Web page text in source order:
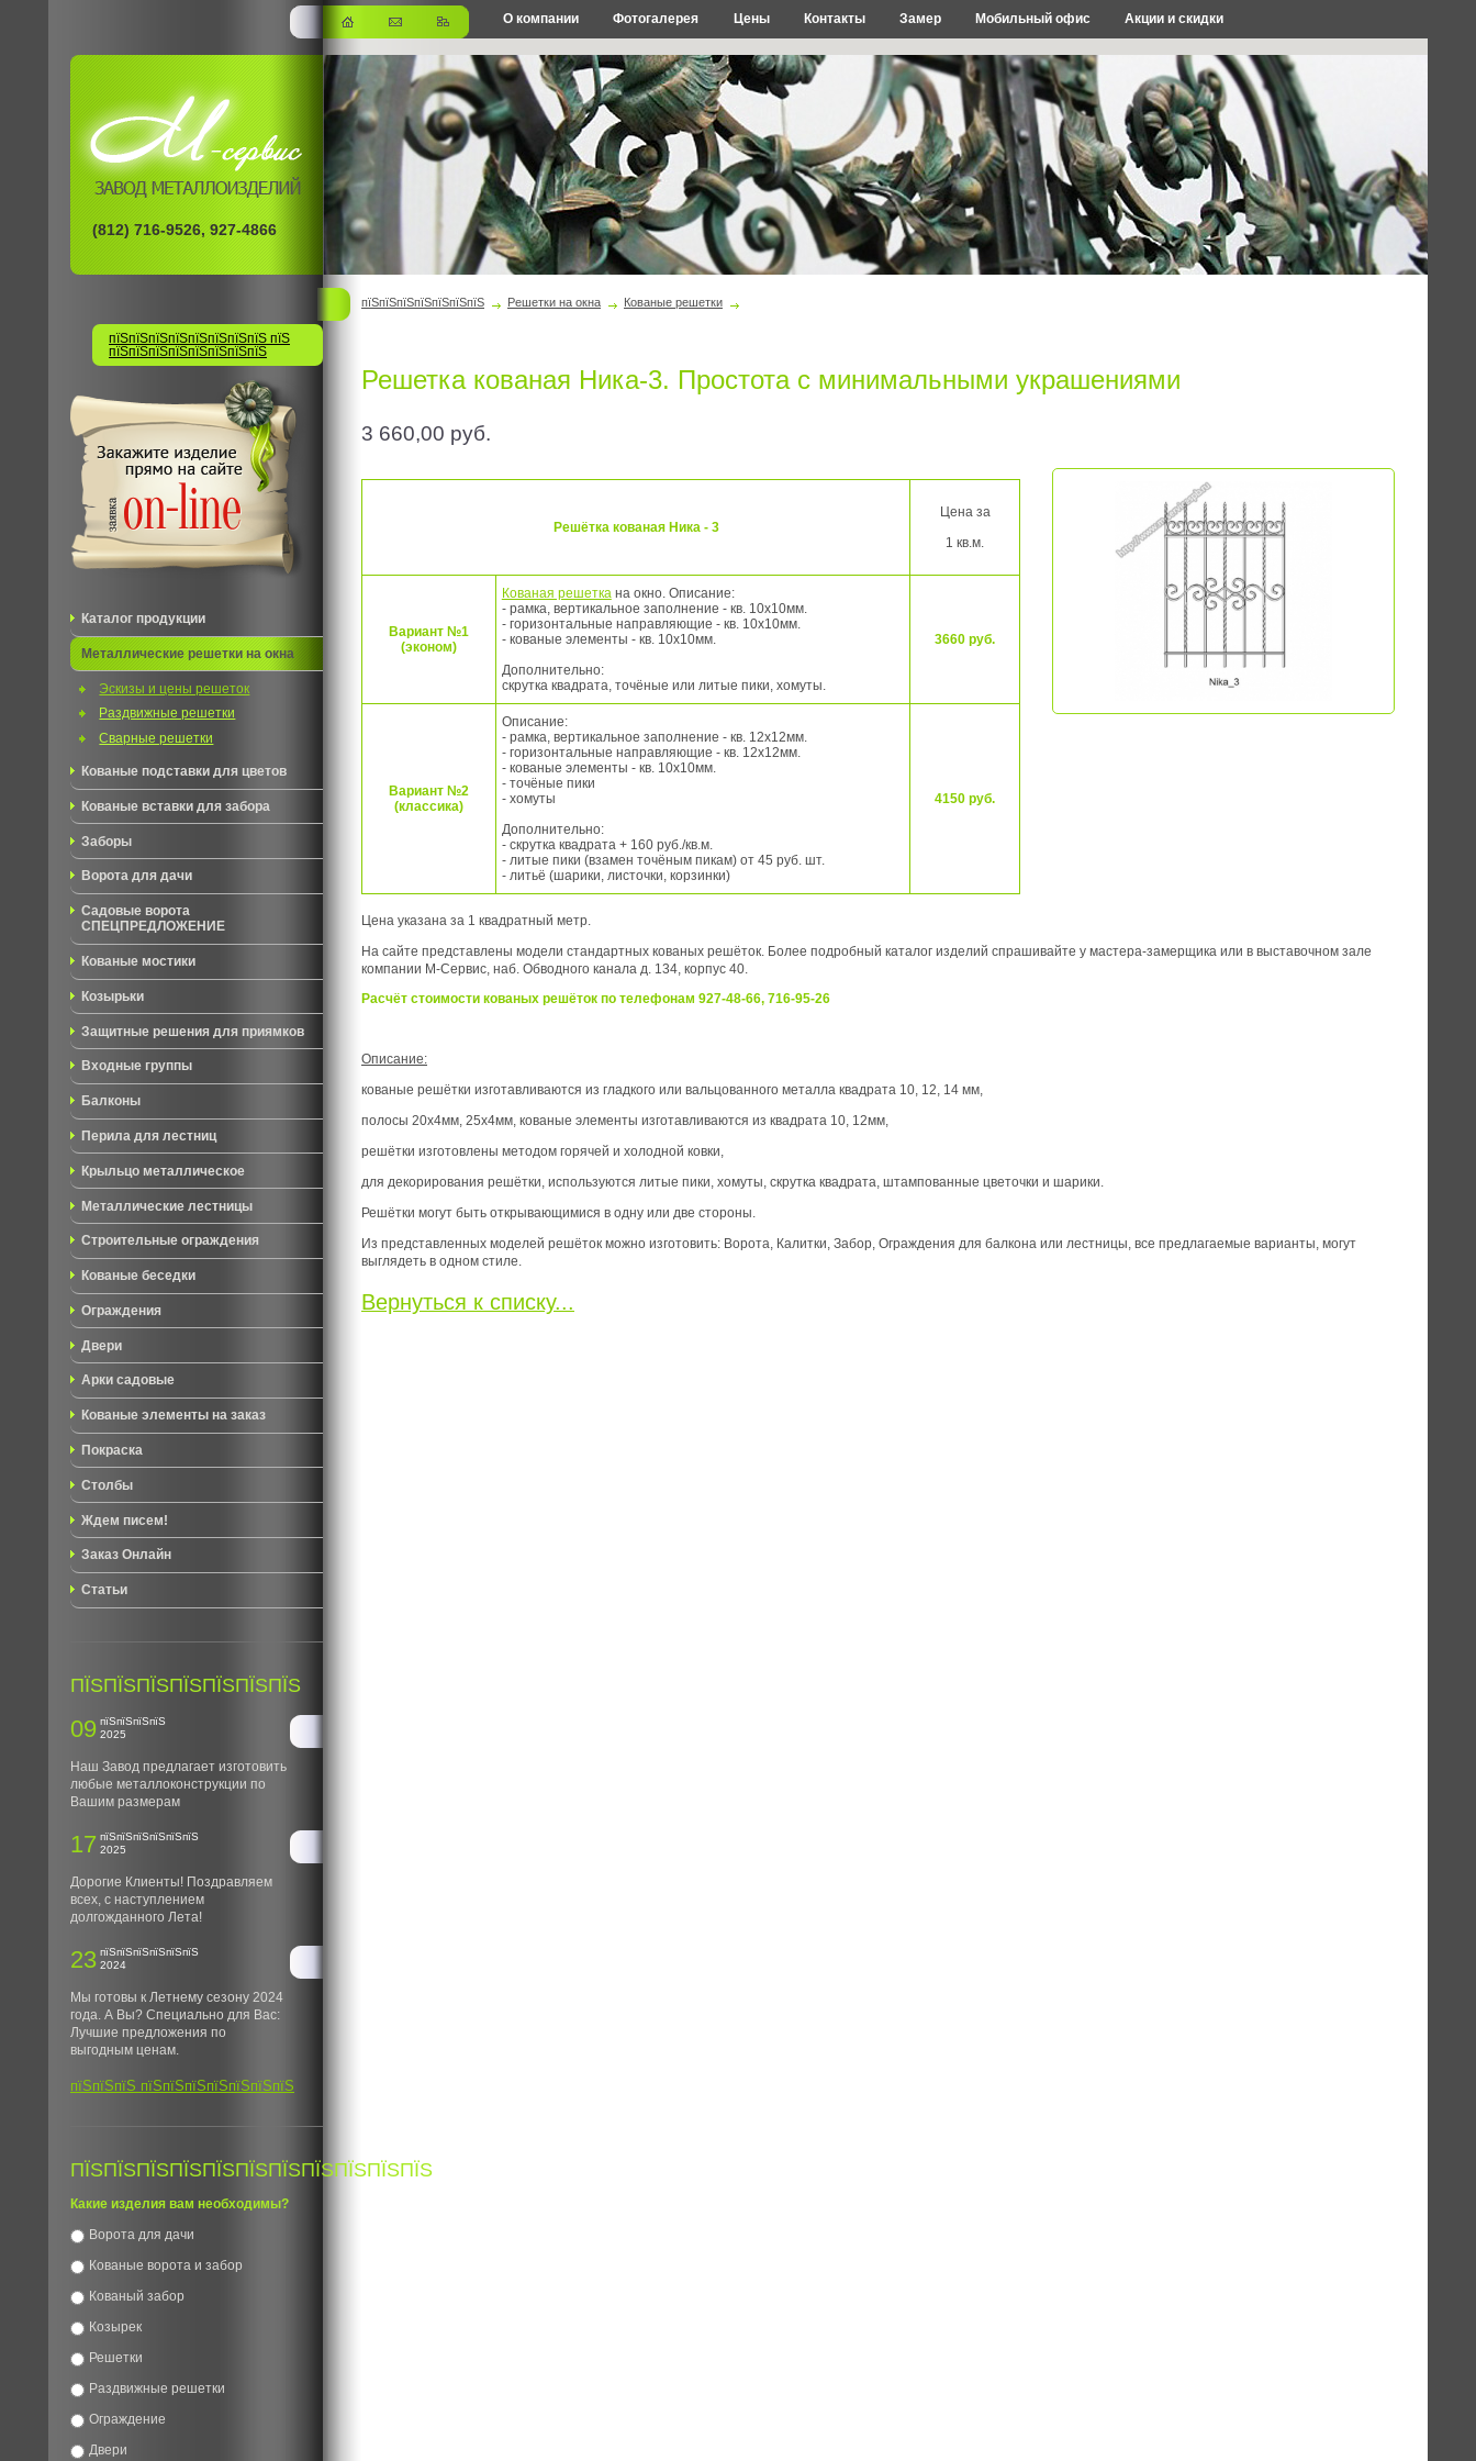
О компании Фотогалерея Цены Контакты Замер Мобильный офис Акции и скидки
(812) 716-9526, 927-4866
пїЅпїЅпїЅпїЅпїЅпїЅпїЅпїЅ пїЅ
пїЅпїЅпїЅпїЅпїЅпїЅпїЅпїЅ
Каталог продукции
Металлические решетки на окна
Эскизы и цены решеток
Раздвижные решетки
Сварные решетки
Кованые подставки для цветов
Кованые вставки для забора
Заборы
Ворота для дачи
Садовые ворота
СПЕЦПРЕДЛОЖЕНИЕ
Кованые мостики
Козырьки
Защитные решения для приямков
Входные группы
Балконы
Перила для лестниц
Крыльцо металлическое
Металлические лестницы
Строительные ограждения
Кованые беседки
Ограждения
Двери
Арки садовые
Кованые элементы на заказ
Покраска
Столбы
Ждем писем!
Заказ Онлайн
Статьи
ПЇЅПЇЅПЇЅПЇЅПЇЅПЇЅПЇЅ
09 пїЅпїЅпїЅпїЅ
2025
Наш Завод предлагает изготовить
любые металлоконструкции по
Вашим размерам
17 пїЅпїЅпїЅпїЅпїЅпїЅ
2025
Дорогие Клиенты! Поздравляем
всех, с наступлением
долгожданного Лета!
23 пїЅпїЅпїЅпїЅпїЅпїЅ
2024
Мы готовы к Летнему сезону 2024
года. А Вы? Специально для Вас:
Лучшие предложения по
выгодным ценам.
пїЅпїЅпїЅ пїЅпїЅпїЅпїЅпїЅпїЅпїЅ
ПЇЅПЇЅПЇЅПЇЅПЇЅПЇЅПЇЅПЇЅПЇЅПЇЅПЇЅ
Какие изделия вам необходимы?
Ворота для дачи
Кованые ворота и забор
Кованый забор
Козырек
Решетки
Раздвижные решетки
Ограждение
Двери
пїЅпїЅпїЅпїЅпїЅпїЅпїЅ Решетки на окна Кованые решетки
Решетка кованая Ника-3. Простота с минимальными украшениями
3 660,00 руб.
Решётка кованая Ника - 3
Цена за
1 кв.м.
Вариант №1
(эконом)
Кованая решетка на окно. Описание:
- рамка, вертикальное заполнение - кв. 10х10мм.
- горизонтальные направляющие - кв. 10х10мм.
- кованые элементы - кв. 10х10мм.
Дополнительно:
скрутка квадрата, точёные или литые пики, хомуты.
3660 руб.
Вариант №2
(классика)
Описание:
- рамка, вертикальное заполнение - кв. 12х12мм.
- горизонтальные направляющие - кв. 12х12мм.
- кованые элементы - кв. 10х10мм.
- точёные пики
- хомуты
Дополнительно:
- скрутка квадрата + 160 руб./кв.м.
- литые пики (взамен точёным пикам) от 45 руб. шт.
- литьё (шарики, листочки, корзинки)
4150 руб.
Цена указана за 1 квадратный метр.
На сайте представлены модели стандартных кованых решёток. Более подробный каталог изделий спрашивайте у мастера-замерщика или в выставочном зале
компании М-Сервис, наб. Обводного канала д. 134, корпус 40.
Расчёт стоимости кованых решёток по телефонам 927-48-66, 716-95-26
Описание:
кованые решётки изготавливаются из гладкого или вальцованного металла квадрата 10, 12, 14 мм,
полосы 20х4мм, 25х4мм, кованые элементы изготавливаются из квадрата 10, 12мм,
решётки изготовлены методом горячей и холодной ковки,
для декорирования решётки, используются литые пики, хомуты, скрутка квадрата, штампованные цветочки и шарики.
Решётки могут быть открывающимися в одну или две стороны.
Из представленных моделей решёток можно изготовить: Ворота, Калитки, Забор, Ограждения для балкона или лестницы, все предлагаемые варианты, могут
выглядеть в одном стиле.
Вернуться к списку...